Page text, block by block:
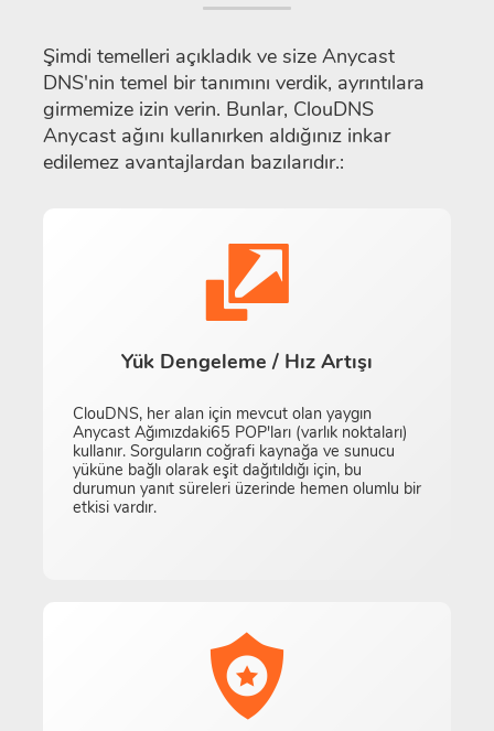
Şimdi temelleri açıkladık ve size Anycast
DNS'nin temel bir tanımını verdik, ayrıntılara
girmemize izin verin. Bunlar, ClouDNS
Anycast ağını kullanırken aldığınız inkar
edilemez avantajlardan bazılarıdır.:
Yük Dengeleme / Hız Artışı
ClouDNS, her alan için mevcut olan yaygın
Anycast Ağımızdaki65 POP'ları (varlık noktaları)
kullanır. Sorguların coğrafi kaynağa ve sunucu
yüküne bağlı olarak eşit dağıtıldığı için, bu
durumun yanıt süreleri üzerinde hemen olumlu bir
etkisi vardır.